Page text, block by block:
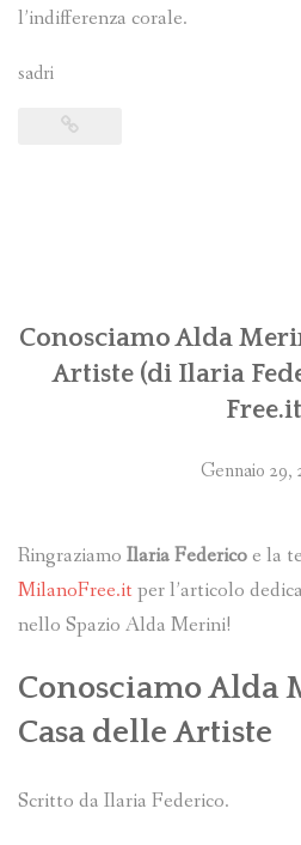
l’indifferenza corale.
sadri
Conosciamo Alda
Artiste (di Ilaria
Gennaio 29,
Ringraziamo Ilaria Federicoe la
MilanoFree.it per l’articolo
nello Spazio Alda Merini!
Conosciamo Alda
Casa delle Artiste
Scritto da Ilaria Federico.